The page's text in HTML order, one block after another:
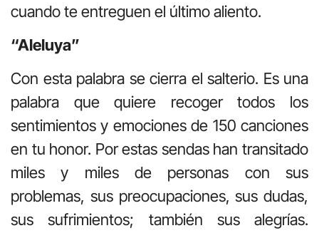
cuando te entreguen el último aliento.
“Aleluya”
Con esta palabra se cierra el salterio. Es una
palabra que quiere recoger todos los
sentimientos y emociones de 150 canciones
en tu honor. Por estas sendas han transitado
miles y miles de personas con sus
problemas, sus preocupaciones, sus dudas,
sus sufrimientos; también sus alegrías.